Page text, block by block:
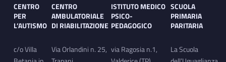
CENTRO
PER
L’AUTISMO
c/o Villa
CENTRO
AMBULATORIALE
DI RIABILITAZIONE
Via Orlandini n. 25,
ISTITUTO MEDICO
PSICO-
PEDAGOGICO
via Ragosia n.1,
SCUOLA
PRIMARIA
PARITARIA
La Scuola